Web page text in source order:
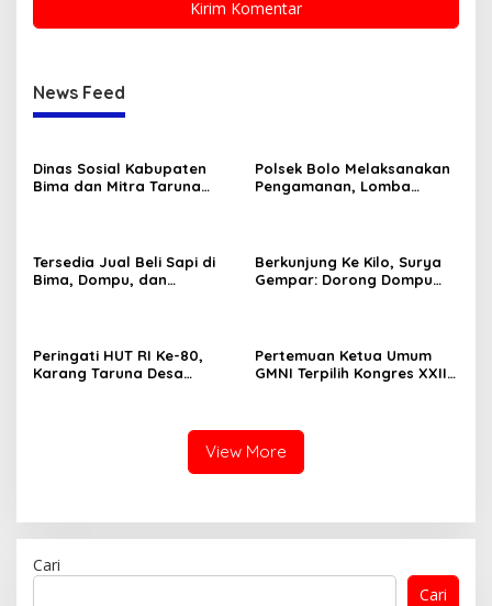
News Feed
Dinas Sosial Kabupaten
Bima dan Mitra Taruna
Polsek Bolo Melaksanakan
Pengamanan, Lomba
RI ke-80 .
Tersedia Jual Beli Sapi di
Bima, Dompu, dan
Berkunjung Ke Kilo, Surya
Gempar: Dorong Dompu
Peringati HUT RI Ke-80,
Karang Taruna Desa
Pertemuan Ketua Umum
GMNI Terpilih Kongres XXII
Persatuan
View More
Cari
Cari